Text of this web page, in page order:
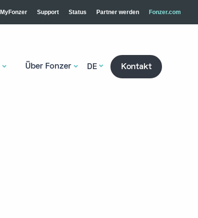
MyFonzer Support Status Partner werden Fonzer.com
Über Fonzer DE Kontakt